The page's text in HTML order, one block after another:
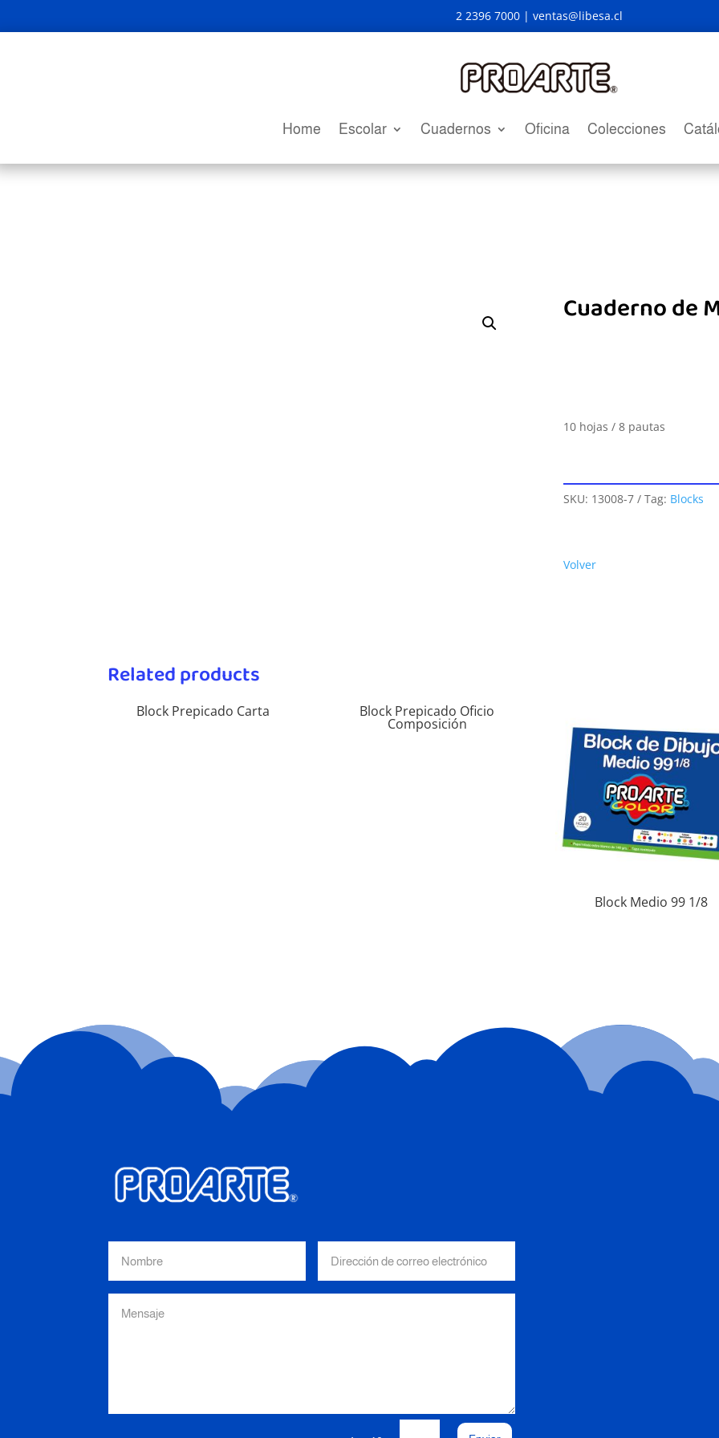
2 2396 7000 | ventas@libesa.cl
Home Escolar Cuadernos Oficina Colecciones
Cuaderno de
10 hojas / 8 pautas
SKU: 13008-7 Tag: Blocks
Volver
Related products
Block Prepicado Carta Block Prepicado Oficio
Composición
Block Medio 99 1/8